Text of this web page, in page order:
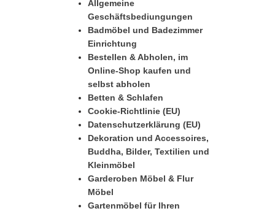
Allgemeine
Geschäftsbediungungen
Badmöbel und Badezimmer
Einrichtung
Bestellen & Abholen, im
Online-Shop kaufen und
selbst abholen
Betten & Schlafen
Cookie-Richtlinie (EU)
Datenschutzerklärung (EU)
Dekoration und Accessoires,
Buddha, Bilder, Textilien und
Kleinmöbel
Garderoben Möbel & Flur
Möbel
Gartenmöbel für Ihren